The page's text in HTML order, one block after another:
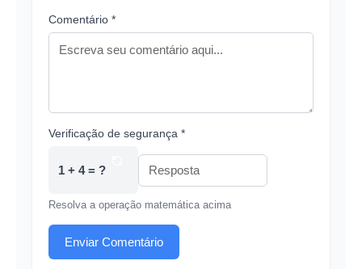
Comentário *
Verificação de segurança *
1 + 4 = ?
Resolva a operação matemática acima
Enviar Comentário